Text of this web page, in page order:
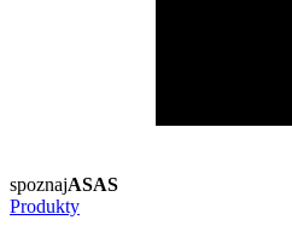
spoznajASAS
Produkty